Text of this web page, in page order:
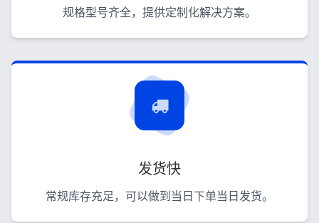
规格型号齐全，提供定制化解决方案。
发货快
常规库存充足，可以做到当日下单当日发货。